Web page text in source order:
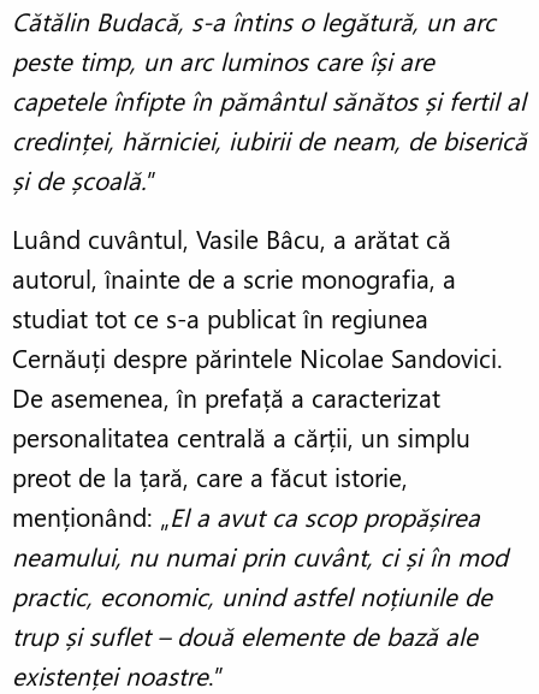
Cătălin Budacă, s-a întins o legătură, un arc
peste timp, un arc luminos care își are
capetele înfipte în pământul sănătos și fertil al
credinței, hărniciei, iubirii de neam, de biserică
și de școală.”
Luând cuvântul, Vasile Bâcu, a arătat că
autorul, înainte de a scrie monografia, a
studiat tot ce s-a publicat în regiunea
Cernăuți despre părintele Nicolae Sandovici.
De asemenea, în prefață a caracterizat
personalitatea centrală a cărții, un simplu
preot de la țară, care a făcut istorie,
menționând: „El a avut ca scop propășirea
neamului, nu numai prin cuvânt, ci și în mod
practic, economic, unind astfel noțiunile de
trup și suflet – două elemente de bază ale
existenței noastre.”